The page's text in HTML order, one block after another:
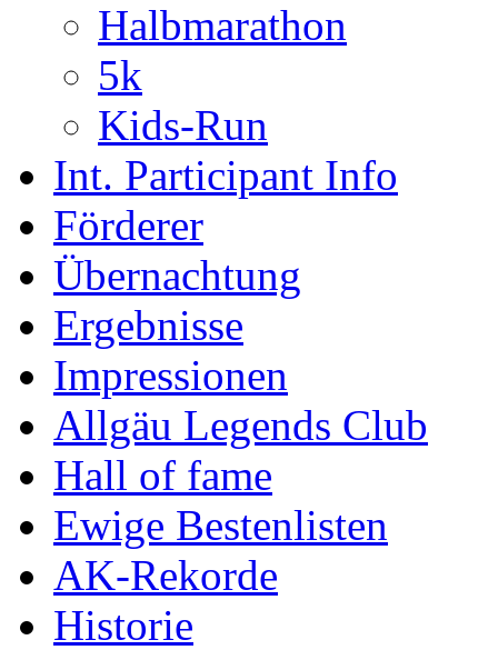
Halbmarathon
5k
Kids-Run
Int. Participant Info
Förderer
Übernachtung
Ergebnisse
Impressionen
Allgäu Legends Club
Hall of fame
Ewige Bestenlisten
AK-Rekorde
Historie